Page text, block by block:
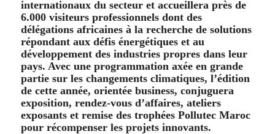
internationaux du secteur et accueillera près de
6.000 visiteurs professionnels dont des
délégations africaines à la recherche de solutions
répondant aux défis énergétiques et au
développement des industries propres dans leur
pays. Avec une programmation axée en grande
partie sur les changements climatiques, l’édition
de cette année, orientée business, conjuguera
exposition, rendez-vous d’affaires, ateliers
exposants et remise des trophées Pollutec Maroc
pour récompenser les projets innovants.